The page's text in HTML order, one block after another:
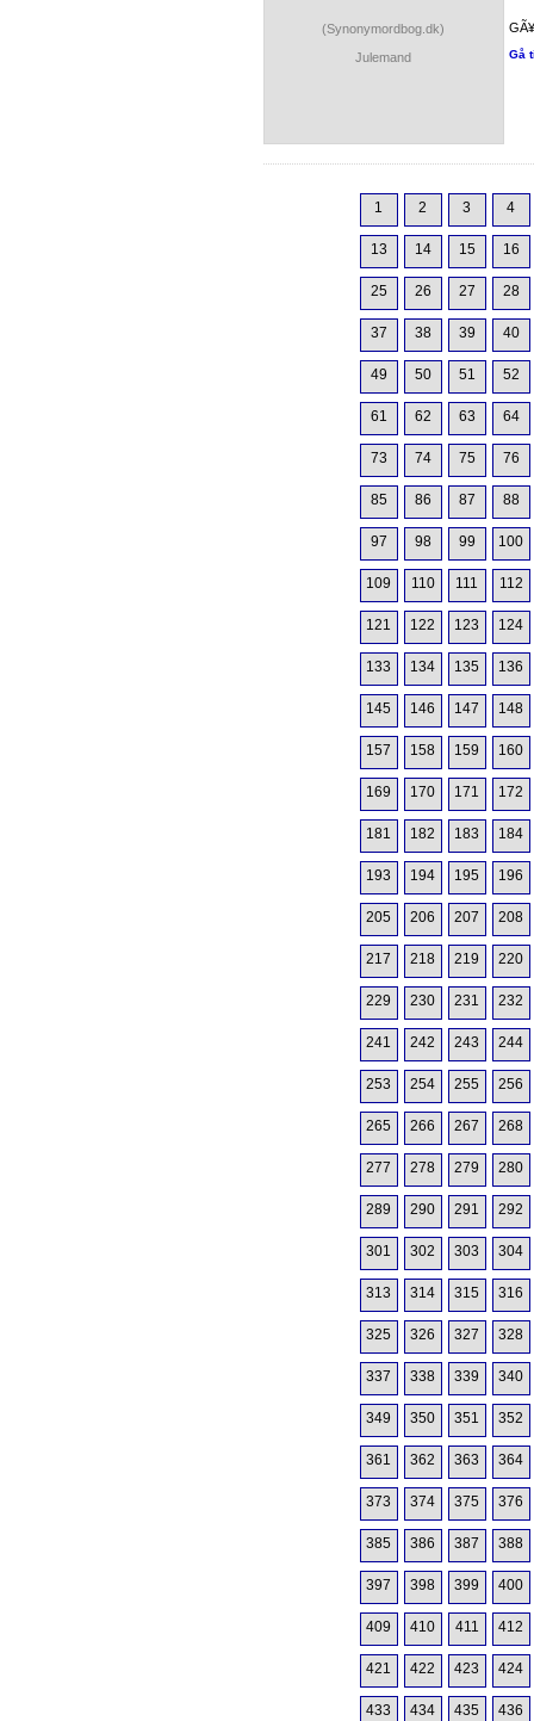
(Synonymordbog.dk)
Julemand
Gå
1 2 3 4
13 14 15 16
25 26 27 28
37 38 39 40
49 50 51 52
61 62 63 64
73 74 75 76
85 86 87 88
97 98 99 100
109 110 111 112
121 122 123 124
133 134 135 136
145 146 147 148
157 158 159 160
169 170 171 172
181 182 183 184
193 194 195 196
205 206 207 208
217 218 219 220
229 230 231 232
241 242 243 244
253 254 255 256
265 266 267 268
277 278 279 280
289 290 291 292
301 302 303 304
313 314 315 316
325 326 327 328
337 338 339 340
349 350 351 352
361 362 363 364
373 374 375 376
385 386 387 388
397 398 399 400
409 410 411 412
421 422 423 424
433 434 435 436